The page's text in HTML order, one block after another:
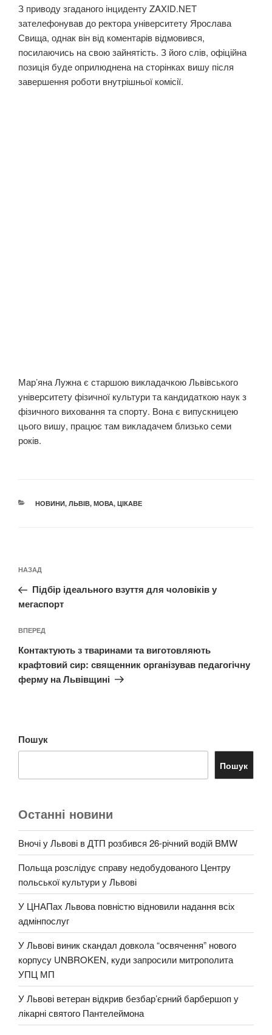
З приводу згаданого інциденту ZAXID.NET
зателефонував до ректора університету Ярослава
Свища, однак він від коментарів відмовився,
посилаючись на свою зайнятість. З його слів, офіційна
позиція буде оприлюднена на сторінках вишу після
завершення роботи внутрішньої комісії.
Мар’яна Лужна є старшою викладачкою Львівського
університету фізичної культури та кандидаткою наук з
фізичного виховання та спорту. Вона є випускницею
цього вишу, працює там викладачем близько семи
років.
КАТЕГОРІЇ
НОВИНИ, ЛЬВІВ, МОВА, ЦІКАВЕ
записів
Попередній
запис:
НАЗАД
Підбір ідеального взуття для чоловіків у
мегаспорт
Наступний
запис
ВПЕРЕД
Контактують з тваринами та виготовляють
крафтовий сир: священник організував педагогічну
ферму на Львівщині
Пошук
Пошук
Останні новини
Вночі у Львові в ДТП розбився 26-річний водій BMW
Польща розслідує справу недобудованого Центру
польської культури у Львові
У ЦНАПах Львова повністю відновили надання всіх
адмінпослуг
У Львові виник скандал довкола “освячення” нового
корпусу UNBROKEN, куди запросили митрополита
УПЦ МП
У Львові ветеран відкрив безбар’єрний барбершоп у
лікарні святого Пантелеймона